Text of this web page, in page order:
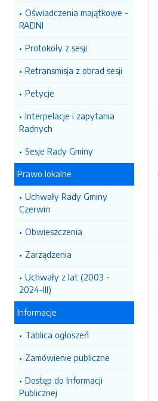
Oświadczenia majątkowe -
RADNI
Protokoły z sesji
Retransmisja z obrad sesji
Petycje
Interpelacje i zapytania
Radnych
Sesje Rady Gminy
Prawo lokalne
Uchwały Rady Gminy
Czerwin
Obwieszczenia
Zarządzenia
Uchwały z lat (2003 -
2024-III)
Informacje
Tablica ogłoszeń
Zamówienie publiczne
Dostęp do Informacji
Publicznej